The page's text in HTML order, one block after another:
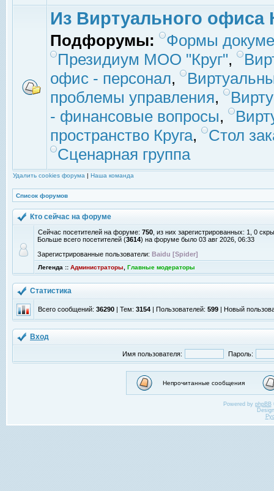
Из Виртуального офиса
Подфорумы:
Формы
Президиум МОО "Круг",
офис - персонал,
проблемы управления,
- финансовые вопросы,
пространство Круга,
Стол
Сценарная группа
Удалить cookies форума | Наша команда
Список форумов
Кто сейчас на форуме
Сейчас посетителей на форуме: 750 , из них зарегистрированных: 1, 0
Больше всего посетителей (3614) на форуме было 03 авг 2026, 06:33
Зарегистрированные пользователи: Baidu [Spider]
Легенда :: Администраторы Главные модераторы
Статистика
Всего сообщений: 36290 | Тем: 3154 | Пользователей: 599 | Новый
Вход
Имя пользователя: Пароль:
Непрочитанные сообщения
Powered by phpBB